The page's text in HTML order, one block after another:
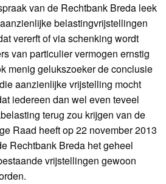
van de Rechtbank Breda leek
belastingvrijstellingen
vererft of via schenking wordt
van particulier vermogen ernstig
menig gelukszoeker de conclusie
aanzienlijke vrijstelling mocht
iedereen dan wel even teveel
terug zou krijgen van de
Raad heeft op 22 november 2013
Rechtbank Breda het geheel
vrijstellingen gewoon